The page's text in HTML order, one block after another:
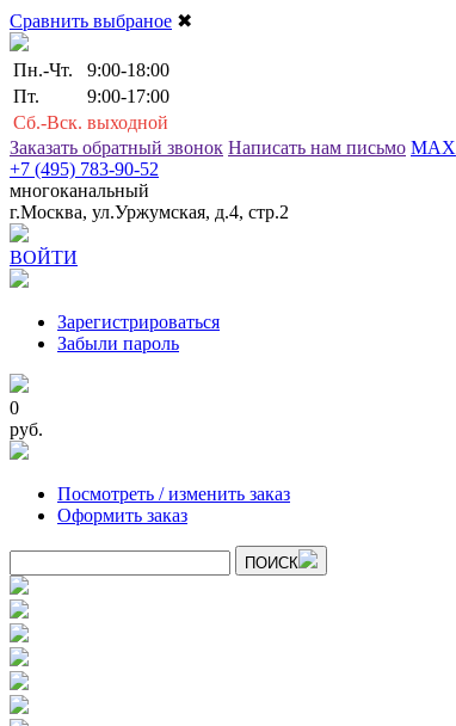
Сравнить выбраное ✖
Пн.-Чт.
9:00-18:00
Пт.
9:00-17:00
Сб.-Вск. выходной
Заказать обратный звонок Написать нам письмо MAX
+7 (495) 783-90-52
многоканальный
г.Москва, ул.Уржумская, д.4, стр.2
ВОЙТИ
Зарегистрироваться
Забыли пароль
0
руб.
Посмотреть / изменить заказ
Оформить заказ
ПОИСК